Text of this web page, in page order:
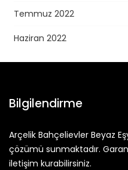
Temmuz 2022
Haziran 2022
Bilgilendirme
Arçelik Bahçelievler Beyaz
çözümü sunmaktadır.
iletişim kurabilirsiniz.